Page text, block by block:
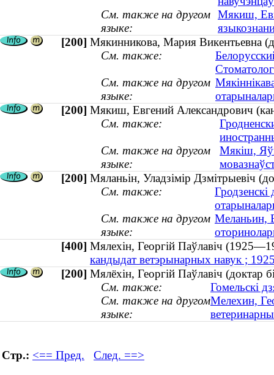
См. также на другом
языке:
Мякиш,
[200] Мякинникова, Мария Викентьевна
См. также:
См. также на другом
языке:
[200] Мякиш, Евгений Александрович
См. также:
См. также на другом
языке:
Мякіш,
[200] Мяланьін, Уладзімір Дзмітрыевіч
См. также:
См. также на другом
языке:
Меланьин,
[400] Мялехін, Георгій Паўлавіч
кандыдат ветэрынарных навук ;
[200] Мялёхін, Георгій Паўлавіч (доктар
См. также:
Гомельскі
См. также на другом
языке:
Мелехин,
Стр.: <== Пред. След. ==>